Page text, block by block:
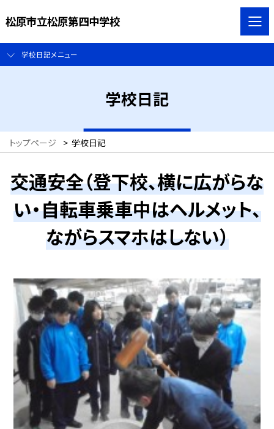
松原市立松原第四中学校
学校日記メニュー
学校日記
トップページ > 学校日記
交通安全（登下校、横に広がらな
い・自転車乗車中はヘルメット、
ながらスマホはしない）